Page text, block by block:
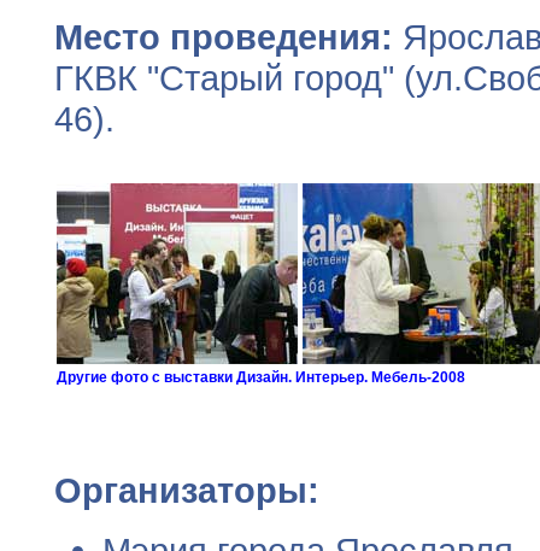
Место проведения:
ГКВК "Старый город"
46).
Другие фото с выставки Дизайн. Интерьер. Мебель-2008
Организаторы: